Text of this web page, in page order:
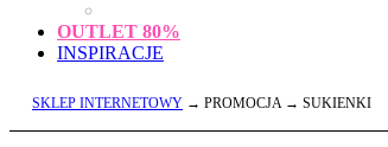
OUTLET 80%
INSPIRACJE
SKLEP INTERNETOWY → PROMOCJA → SUKIENKI